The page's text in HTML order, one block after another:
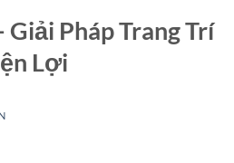
Pháp Trang Trí
Lợi